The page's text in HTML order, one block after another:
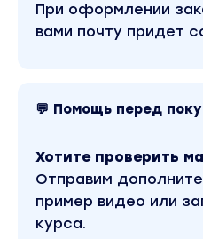
При оформлении
вами почту придет
💬 Помощь перед
Хотите проверить
Отправим
пример видео или
курса.